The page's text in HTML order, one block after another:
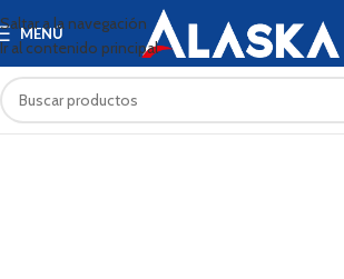
Saltar a la navegación
Ir al contenido principal
MENÚ